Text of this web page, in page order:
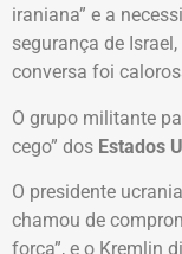
iraniana” e a
segurança de
conversa foi
O grupo militante
cego” dos Estados
O presidente
chamou de
força”, e o Kremlin